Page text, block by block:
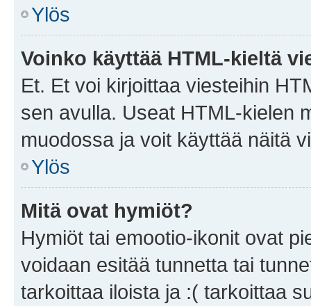
Ylös
Voinko käyttää HTML-kieltä
Et. Et voi kirjoittaa viesteihin
sen avulla. Useat HTML-kielen
muodossa ja voit käyttää näitä
Ylös
Mitä ovat hymiöt?
Hymiöt tai emootio-ikonit ovat
voidaan esitää tunnetta tai
tarkoittaa iloista ja :( tarkoittaa